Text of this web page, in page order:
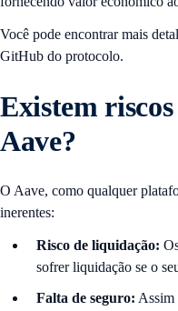
Você pode encontrar mais
GitHub do protocolo.
Existem riscos
Aave?
O Aave, como qualquer
inerentes:
Risco de liquidação:
sofrer liquidação se o
Falta de seguro: Assim